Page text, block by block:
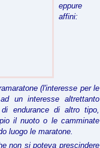
eppure
affini:
(l'interesse per le
un interesse altrettanto
endurance di altro tipo,
il nuoto o le camminate
luogo le maratone.
non si poteva prescindere